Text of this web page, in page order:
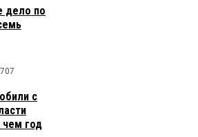
дело по
707
с
чем год